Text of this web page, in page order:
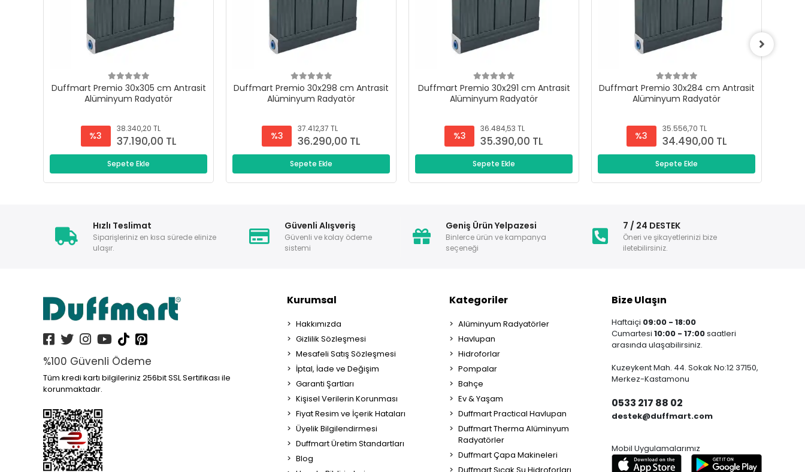
Duffmart Premio 30x305 cm Antrasit
Alüminyum Radyatör
%3
38.340,20 TL
37.190,00 TL
Sepete Ekle
Duffmart Premio 30x298 cm Antrasit
Alüminyum Radyatör
%3
37.412,37 TL
36.290,00 TL
Sepete Ekle
Duffmart Premio 30x291 cm Antrasit
Alüminyum Radyatör
%3
36.484,53 TL
35.390,00 TL
Sepete Ekle
Duffmart Premio 30x284 cm Antrasit
Alüminyum Radyatör
%3
35.556,70 TL
34.490,00 TL
Sepete Ekle
Hızlı Teslimat
Siparişleriniz en kısa sürede elinize
ulaşır.
Güvenli Alışveriş
Güvenli ve kolay ödeme
sistemi
Geniş Ürün Yelpazesi
Binlerce ürün ve kampanya
seçeneği
7 / 24 DESTEK
Öneri ve şikayetlerinizi bize
iletebilirsiniz.
%100 Güvenli Ödeme
Tüm kredi kartı bilgileriniz 256bit SSL Sertifikası ile
korunmaktadır.
Kurumsal
Hakkımızda
Gizlilik Sözleşmesi
Mesafeli Satış Sözleşmesi
İptal, İade ve Değişim
Garanti Şartları
Kişisel Verilerin Korunması
Fiyat Resim ve İçerik Hataları
Üyelik Bilgilendirmesi
Duffmart Üretim Standartları
Blog
Kategoriler
Alüminyum Radyatörler
Havlupan
Hidroforlar
Pompalar
Bahçe
Ev & Yaşam
Duffmart Practical Havlupan
Duffmart Therma Alüminyum
Radyatörler
Duffmart Çapa Makineleri
Bize Ulaşın
Haftaiçi 09:00 - 18:00
Cumartesi 10:00 - 17:00saatleri
arasında ulaşabilirsiniz.
Kuzeykent Mah. 44. Sokak No:12 37150,
Merkez-Kastamonu
0533 217 88 02
destek@duffmart.com
Mobil Uygulamalarımız